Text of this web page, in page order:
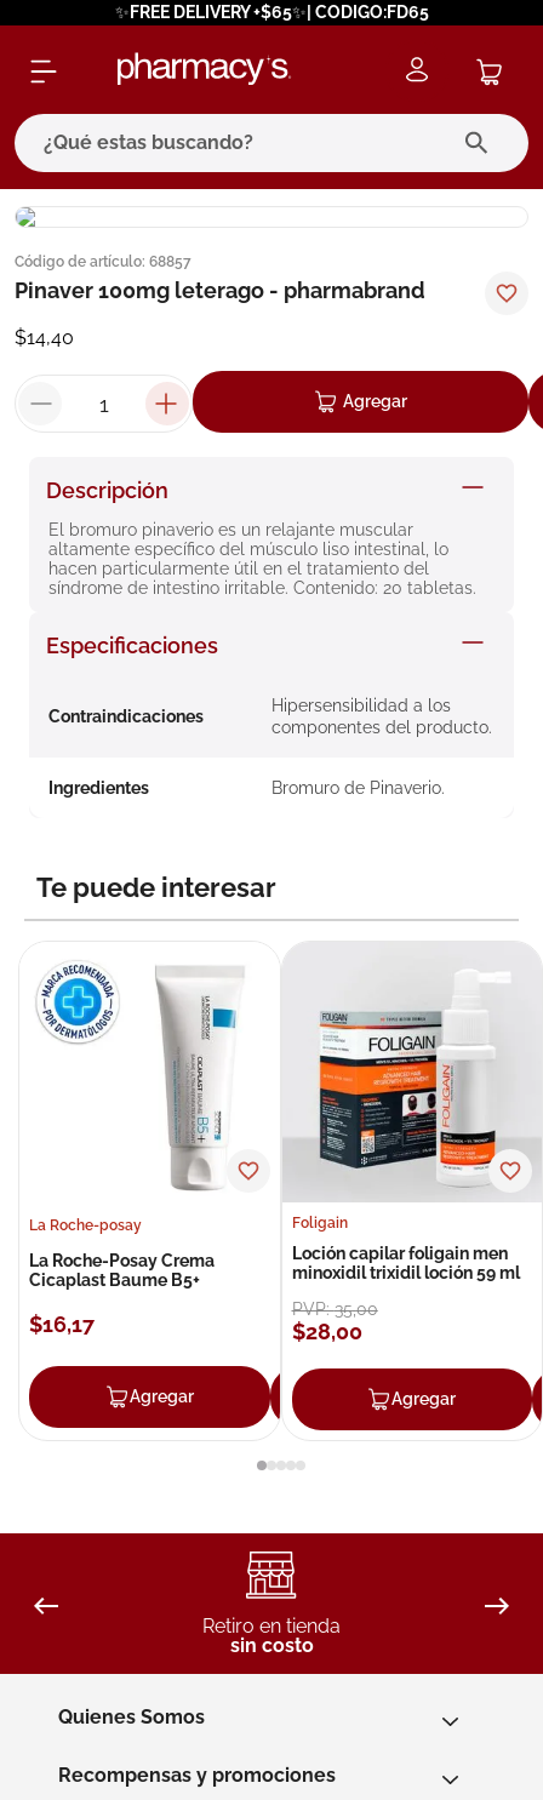
✨FREE DELIVERY +$65✨| CODIGO:FD65
¿Qué estas buscando?
Código de artículo: 68857
Pinaver 100mg leterago - pharmabrand
$14,40
Agregar
Descripción
El bromuro pinaverio es un relajante muscular
altamente específico del músculo liso intestinal, lo
hacen particularmente útil en el tratamiento del
síndrome de intestino irritable. Contenido: 20 tabletas.
Especificaciones
Contraindicaciones
Hipersensibilidad a los
componentes del producto.
Ingredientes Bromuro de Pinaverio.
Te puede interesar
La Roche-posay
La Roche-Posay Crema
Cicaplast Baume B5+
$16,17
Agregar Agregar
Foligain
Loción capilar foligain men
minoxidil trixidil loción 59 ml
PVP:35,00
$28,00
Agregar
Retiro en tienda
sin costo
Quienes Somos
Recompensas y promociones
términos más buscados
1. eucerin
3
pilexil
5. cerave
6 degraler
7 isdin
8. roche posay
10.pañales